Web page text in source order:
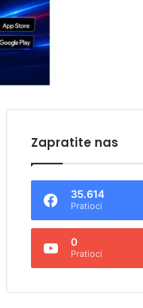
Zapratite nas
35.614
Pratioci
0
Pratioci